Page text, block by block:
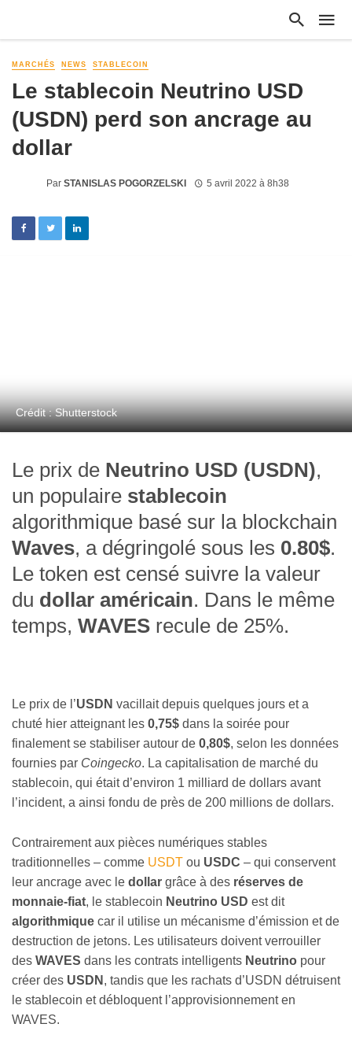
MARCHÉS NEWS STABLECOIN
Le stablecoin Neutrino USD
(USDN) perd son ancrage au
dollar
Par STANISLAS POGORZELSKI 5 avril 2022 à 8h38
Crédit : Shutterstock
Le prix de Neutrino USD (USDN),
un populaire stablecoin
algorithmique basé sur la blockchain
Waves, a dégringolé sous les 0.80$.
Le token est censé suivre la valeur
du dollar américain. Dans le même
temps, WAVES recule de 25%.
Le prix de l’USDN vacillait depuis quelques jours et a
chuté hier atteignant les 0,75$ dans la soirée pour
finalement se stabiliser autour de 0,80$, selon les données
fournies par Coingecko. La capitalisation de marché du
stablecoin, qui était d’environ 1 milliard de dollars avant
l’incident, a ainsi fondu de près de 200 millions de dollars.
Contrairement aux pièces numériques stables
traditionnelles – comme USDT ou USDC – qui conservent
leur ancrage avec le dollar grâce à des réserves de
monnaie-fiat, le stablecoin Neutrino USD est dit
algorithmique car il utilise un mécanisme d’émission et de
destruction de jetons. Les utilisateurs doivent verrouiller
des WAVES dans les contrats intelligents Neutrino pour
créer des USDN , tandis que les rachats d’USDN détruisent
le stablecoin et débloquent l’approvisionnement en
WAVES.